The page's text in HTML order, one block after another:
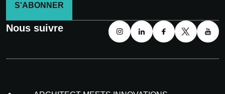
S'ABONNER
Nous suivre